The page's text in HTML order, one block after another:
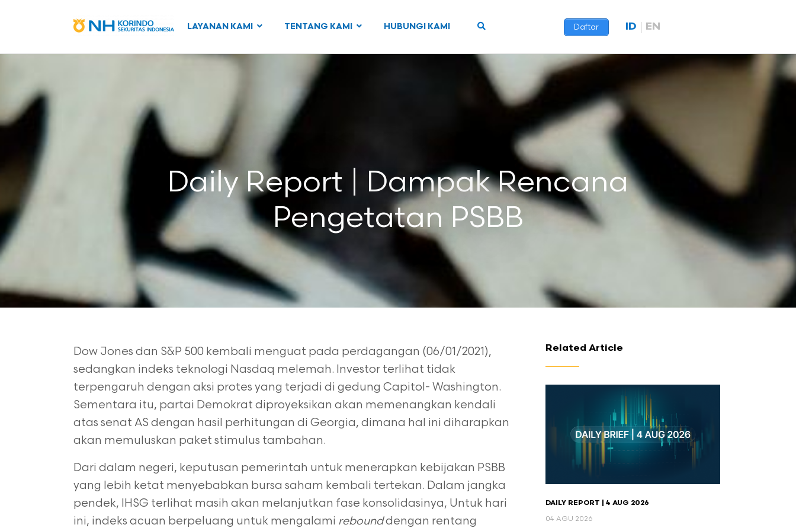
LAYANAN KAMI TENTANG KAMI HUBUNGI KAMI Daftar ID EN
Daily Report | Dampak Rencana
Pengetatan PSBB
Dow Jones dan S&P 500 kembali menguat pada perdagangan (06/01/2021),
sedangkan indeks teknologi Nasdaq melemah. Investor terlihat tidak
terpengaruh dengan aksi protes yang terjadi di gedung Capitol- Washington.
Sementara itu, partai Demokrat diproyeksikan akan memenangkan kendali
atas senat AS dengan hasil perhitungan di Georgia, dimana hal ini diharapkan
akan memuluskan paket stimulus tambahan.
Dari dalam negeri, keputusan pemerintah untuk menerapkan kebijakan PSBB
yang lebih ketat menyebabkan bursa saham kembali tertekan. Dalam jangka
pendek, IHSG terlihat masih akan melanjutkan fase konsolidasinya, Untuk hari
ini, indeks acuan berpeluang untuk mengalami rebounddengan rentang
Related Article
DAILY REPORT | 4 AUG 2026
04 AGU 2026